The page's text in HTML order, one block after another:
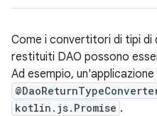
Come i convertitori di tipi
restituiti DAO possono
Ad esempio,
kotlin.js.Promise .